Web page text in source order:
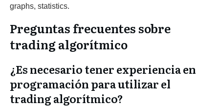
graphs, statistics.
Preguntas frecuentes sobre
trading algorítmico
¿Es necesario tener experiencia en
programación para utilizar el
trading algorítmico?